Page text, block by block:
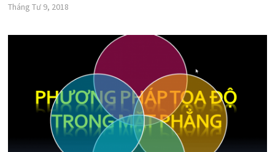
Tháng Tư 9, 2018